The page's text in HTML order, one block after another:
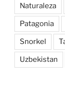
Naturaleza
Patagonia
Snorkel
Uzbekistan